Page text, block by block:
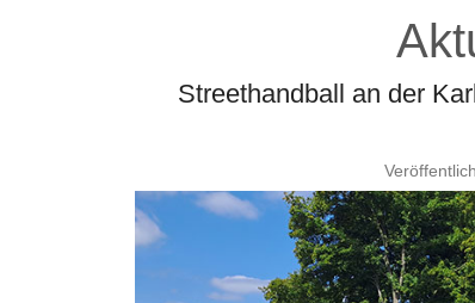
Streethandball an der